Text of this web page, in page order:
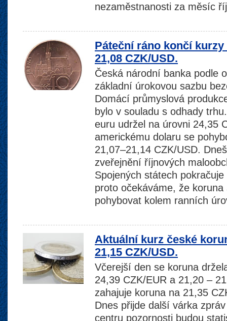
nezaměstnanosti za měsíc
Páteční ráno končí kurzy
21,08 CZK/USD.
Česká národní banka podle
základní úrokovou sazbu
Domácí průmyslová
bylo v souladu s odhady
euru udržel na úrovni 24,35
americkému dolaru se
21,07–21,14 CZK/USD.
zveřejnění říjnových
Spojených státech pokračuje
proto očekáváme, že koruna
pohybovat kolem ranních
Aktuální kurz české
21,15 CZK/USD.
Včerejší den se koruna
24,39 CZK/EUR a 21,20 –
zahajuje koruna na 21,35
Dnes přijde další várka
centru pozornosti budou